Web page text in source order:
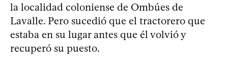
la localidad coloniense de Ombúes de
Lavalle. Pero sucedió que el tractorero que
estaba en su lugar antes que él volvió y
recuperó su puesto.